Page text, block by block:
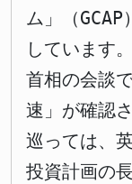
ム」（
しています
首相の会談
速」が確認
巡っては、
投資計画の